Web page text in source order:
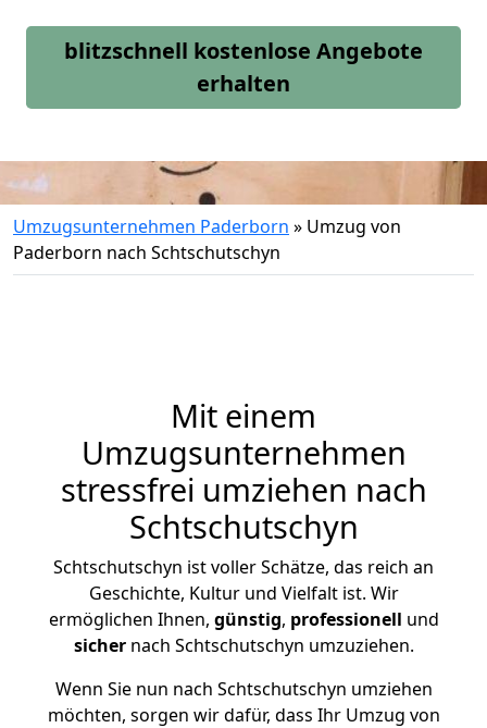
blitzschnell kostenlose Angebote
erhalten
Umzugsunternehmen Paderborn » Umzug von
Paderborn nach Schtschutschyn
Mit einem
Umzugsunternehmen
stressfrei umziehen nach
Schtschutschyn
Schtschutschyn ist voller Schätze, das reich an
Geschichte, Kultur und Vielfalt ist. Wir
ermöglichen Ihnen, günstig, professionell und
sichernach Schtschutschyn umzuziehen.
Wenn Sie nun nach Schtschutschyn umziehen
möchten, sorgen wir dafür, dass Ihr Umzug von